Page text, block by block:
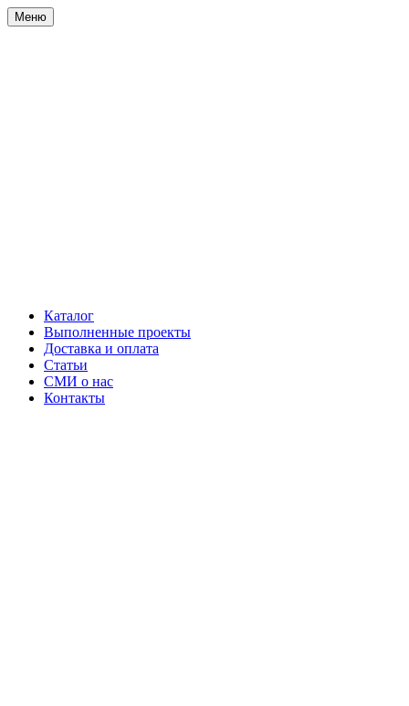
Меню
Каталог
Выполненные проекты
Доставка и оплата
Статьи
СМИ о нас
Контакты